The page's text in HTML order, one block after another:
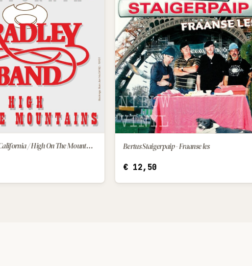
IN WINKELWAGEN Bradley Band - California / High On The Mountains IN WINKELWAGEN
Bertus Staigerpaip - Fraanse les
€12,50